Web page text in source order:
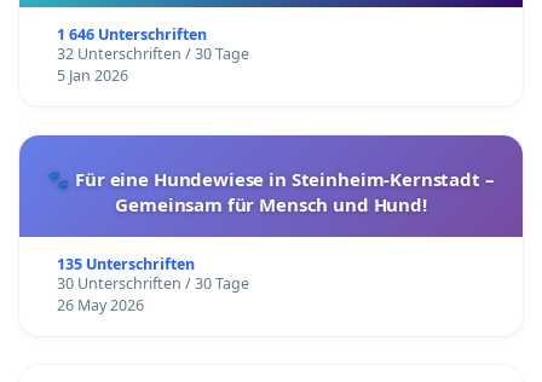
1 646 Unterschriften
32 Unterschriften / 30 Tage
5 Jan 2026
🐾 Für eine Hundewiese in Steinheim-Kernstadt –
Gemeinsam für Mensch und Hund!
135 Unterschriften
30 Unterschriften / 30 Tage
26 May 2026